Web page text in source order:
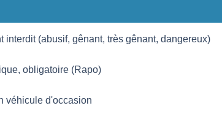
interdit (abusif, gênant, très gênant, dangereux)
obligatoire (Rapo)
véhicule d'occasion